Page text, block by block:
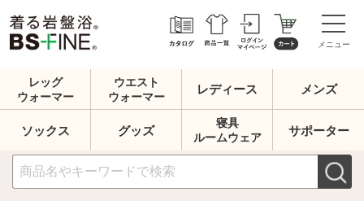
メニュー
レッグ
ウォーマー
ウエスト
ウォーマー
レディース メンズ
ソックス グッズ
寝具
ルームウェア
サポーター